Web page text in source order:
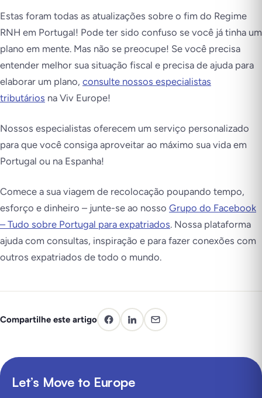
Estas foram todas as atualizações sobre o fim do Regime
RNH em Portugal! Pode ter sido confuso se você já tinha um
plano em mente. Mas não se preocupe! Se você precisa
entender melhor sua situação fiscal e precisa de ajuda para
elaborar um plano, consulte nossos especialistas
tributários na Viv Europe!
Nossos especialistas oferecem um serviço personalizado
para que você consiga aproveitar ao máximo sua vida em
Portugal ou na Espanha!
Comece a sua viagem de recolocação poupando tempo,
esforço e dinheiro – junte-se ao nosso Grupo do Facebook
– Tudo sobre Portugal para expatriados. Nossa plataforma
ajuda com consultas, inspiração e para fazer conexões com
outros expatriados de todo o mundo.
Compartilhe este artigo
Let’s Move to Europe